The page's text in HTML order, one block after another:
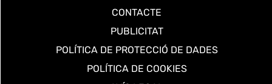
CONTACTE
PUBLICITAT
POLÍTICA DE PROTECCIÓ DE DADES
POLÍTICA DE COOKIES